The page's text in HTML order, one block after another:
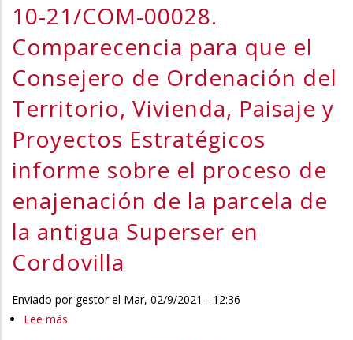
que
el
de
Ordenación
del
Territorio,
Paisaje
y
Estratégicos
informe
el
10-21/COM-00028.
Comparecencia para que el
Consejero de Ordenación del
Territorio, Vivienda, Paisaje y
Proyectos Estratégicos
informe sobre el proceso de
enajenación de la parcela de
la antigua Superser en
Cordovilla
Enviado por gestorel Mar, 02/9/2021 - 12:36
Lee más